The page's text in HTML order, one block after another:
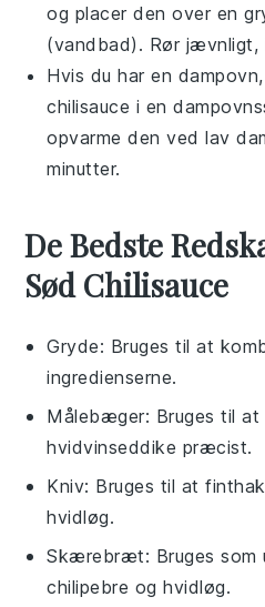
og placer den over en
(vandbad). Rør jævnligt,
Hvis du har en
chilisauce i en
opvarme den ved lav
minutter.
De Bedste
Sød Chilisauce
Gryde: Bruges til at
ingredienserne.
Målebæger: Bruges til
hvidvinseddike præcist.
Kniv: Bruges til at
hvidløg.
Skærebræt: Bruges
chilipebre og hvidløg.